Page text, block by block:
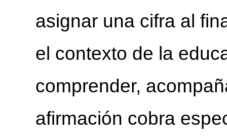
asignar una cifra al
el contexto de la
comprender,
afirmación cobra